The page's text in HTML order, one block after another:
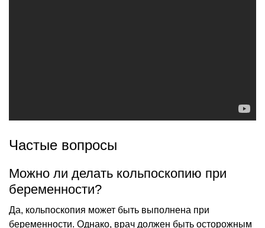
Частые вопросы
Можно ли делать кольпоскопию при
беременности?
Да, кольпоскопия может быть выполнена при
беременности. Однако, врач должен быть осторожным